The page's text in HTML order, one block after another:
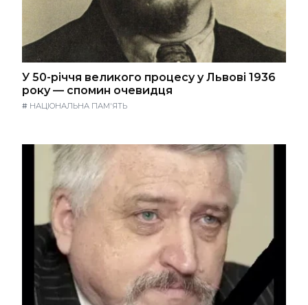
У 50-річчя великого процесу у Львові 1936
року — спомин очевидця
# НАЦІОНАЛЬНА ПАМ'ЯТЬ